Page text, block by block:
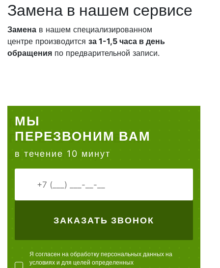
Замена в нашем сервисе
Замена в нашем специализированном
центре производится за 1-1,5 часа в день
обращения по предварительной записи.
МЫ
ПЕРЕЗВОНИМ ВАМ
в течение 10 минут
ЗАКАЗАТЬ ЗВОНОК
Я согласен на обработку персональных данных на
условиях и для целей определенных